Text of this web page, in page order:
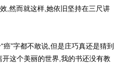
然而就这样,她依旧坚持在三尺讲
”字都不敢说,但是庄巧真还是猜到
这个美丽的世界,我的书还没有教